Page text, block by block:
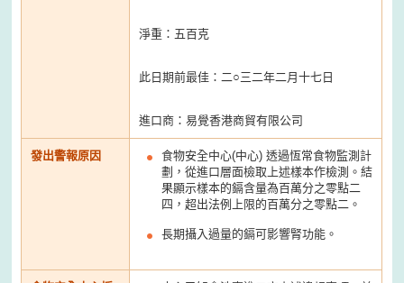
淨重：五百克
此日期前最佳：二○三二年二月十七日
進口商：易覺香港商貿有限公司
發出警報原因
食物安全中心(中心) 透過恆常食物監測計
劃，從進口層面檢取上述樣本作檢測。結
果顯示樣本的鎘含量為百萬分之零點二
四，超出法例上限的百萬分之零點二。
長期攝入過量的鎘可影響腎功能。